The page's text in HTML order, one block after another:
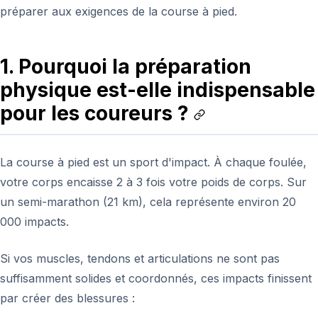
préparer aux exigences de la course à pied.
1. Pourquoi la préparation
physique est-elle indispensable
pour les coureurs ?
La course à pied est un sport d'impact. À chaque foulée,
votre corps encaisse 2 à 3 fois votre poids de corps. Sur
un semi-marathon (21 km), cela représente environ 20
000 impacts.
Si vos muscles, tendons et articulations ne sont pas
suffisamment solides et coordonnés, ces impacts finissent
par créer des blessures :